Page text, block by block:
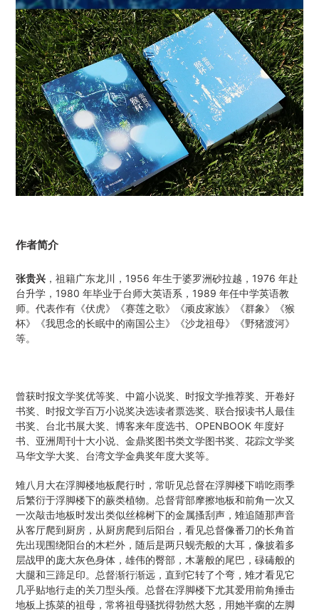
作者简介
张贵兴 ，祖籍广东龙川，1956 年生于婆罗洲砂拉越，1976 年赴
台升学，1980 年毕业于台师大英语系，1989 年任中学英语教
师。代表作有《伏虎》《赛莲之歌》《顽皮家族》《群象》《猴
杯》《我思念的长眠中的南国公主》《沙龙祖母》《野猪渡河》
等。
曾获时报文学奖优等奖、中篇小说奖、时报文学推荐奖、开卷好
书奖、时报文学百万小说奖决选读者票选奖、联合报读书人最佳
书奖、台北书展大奖、博客来年度选书、OPENBOOK 年度好
书、亚洲周刊十大小说、金鼎奖图书类文学图书奖、花踪文学奖
马华文学大奖、台湾文学金典奖年度大奖等。
雉八月大在浮脚楼地板爬行时，常听见总督在浮脚楼下啃吃雨季
后繁衍于浮脚楼下的蕨类植物。总督背部摩擦地板和前角一次又
一次敲击地板时发出类似丝棉树下的金属搔刮声，雉追随那声音
从客厅爬到厨房，从厨房爬到后阳台，看见总督像番刀的长角首
先出现围绕阳台的木栏外，随后是两只蚬壳般的大耳，像披着多
层战甲的庞大灰色身体，雄伟的臀部，木薯般的尾巴，碌碡般的
大腿和三蹄足印。总督渐行渐远，直到它转了个弯，雉才看见它
几乎贴地行走的关刀型头颅。总督在浮脚楼下尤其爱用前角捶击
地板上拣菜的祖母，常将祖母骚扰得勃然大怒，用她半瘸的左脚